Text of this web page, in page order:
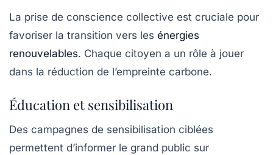
La prise de conscience collective est cruciale pour
favoriser la transition vers les énergies
renouvelables. Chaque citoyen a un rôle à jouer
dans la réduction de l’empreinte carbone.
Éducation et sensibilisation
Des campagnes de sensibilisation ciblées
permettent d’informer le grand public sur